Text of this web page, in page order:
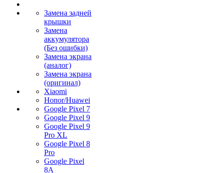
Замена задней
крышки
Замена
аккумулятора
(Без ошибки)
Замена экрана
(аналог)
Замена экрана
(оригинал)
Xiaomi
Honor/Huawei
Google Pixel 7
Google Pixel 9
Google Pixel 9
Pro XL
Google Pixel 8
Pro
Google Pixel
8A